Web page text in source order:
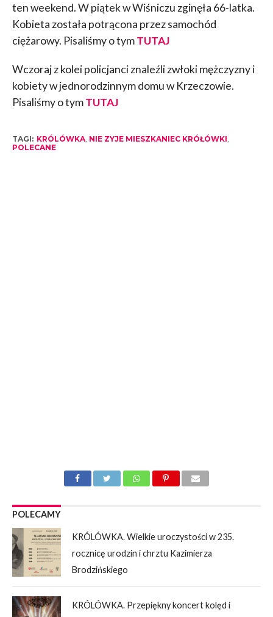
ten weekend. W piątek w Wiśniczu zginęła 66-latka.
Kobieta została potrącona przez samochód
ciężarowy. Pisaliśmy o tymTUTAJ
Wczoraj z kolei policjanci znaleźli zwłoki mężczyzny i
kobiety w jednorodzinnym domu w Krzeczowie.
Pisaliśmy o tymTUTAJ
TAGI: KRÓLÓWKA, NIE ZYJE MIESZKANIEC KRÓŁÓWKI
POLECANE
POLECAMY
KRÓLÓWKA. Wielkie uroczystości w 235.
rocznicę urodzin i chrztu Kazimierza
Brodzińskiego
KRÓLÓWKA. Przepiękny koncert kolęd i